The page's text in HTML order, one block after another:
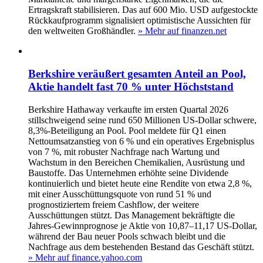
Ertragskraft stabilisieren. Das auf 600 Mio. USD aufgestockte
Rückkaufprogramm signalisiert optimistische Aussichten für
den weltweiten Großhändler. » Mehr auf finanzen.net
Berkshire veräußert gesamten Anteil an Pool,
Aktie handelt fast 70 % unter Höchststand
Berkshire Hathaway verkaufte im ersten Quartal 2026
stillschweigend seine rund 650 Millionen US-Dollar schwere,
8,3%-Beteiligung an Pool. Pool meldete für Q1 einen
Nettoumsatzanstieg von 6 % und ein operatives Ergebnisplus
von 7 %, mit robuster Nachfrage nach Wartung und
Wachstum in den Bereichen Chemikalien, Ausrüstung und
Baustoffe. Das Unternehmen erhöhte seine Dividende
kontinuierlich und bietet heute eine Rendite von etwa 2,8 %,
mit einer Ausschüttungsquote von rund 51 % und
prognostiziertem freiem Cashflow, der weitere
Ausschüttungen stützt. Das Management bekräftigte die
Jahres-Gewinnprognose je Aktie von 10,87–11,17 US-Dollar,
während der Bau neuer Pools schwach bleibt und die
Nachfrage aus dem bestehenden Bestand das Geschäft stützt.
» Mehr auf finance.yahoo.com